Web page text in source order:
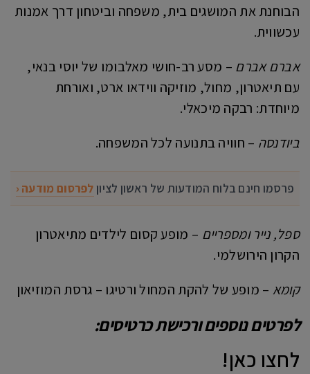
הבוחנת את המושגים בית, משפחה וביטחון דרך אמנות
עכשווית.
אברם אברם – מסע רב-חושי מאלבומו של יוסי בנאי,
עם תיאטרון, מחול, מוזיקה ווידאו ארט, ואורחת
מיוחדת: רבקה מיכאלי.
ביודנסה – חוויה בתנועה לכל המשפחה.
פרסמו חינם בלוח המודעות של ראשון לציון לפרסום מודעה ‹
ספל, נייר ומספריים – מופע קסום לילדים מתיאטרון
הקרון הירושלמי.
קומא – מופע של להקת המחול ורטיגו – גרסת המוזיאון
לפרטים נוספים ורכישת כרטיסים:
לחצו כאן!